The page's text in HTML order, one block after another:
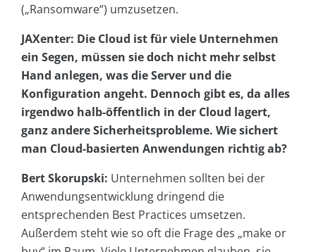
(„Ransomware“) umzusetzen.
JAXenter: Die Cloud ist für viele Unternehmen
ein Segen, müssen sie doch nicht mehr selbst
Hand anlegen, was die Server und die
Konfiguration angeht. Dennoch gibt es, da alles
irgendwo halb-öffentlich in der Cloud lagert,
ganz andere Sicherheitsprobleme. Wie sichert
man Cloud-basierten Anwendungen richtig ab?
Bert Skorupski: Unternehmen sollten bei der
Anwendungsentwicklung dringend die
entsprechenden Best Practices umsetzen.
Außerdem steht wie so oft die Frage des „make or